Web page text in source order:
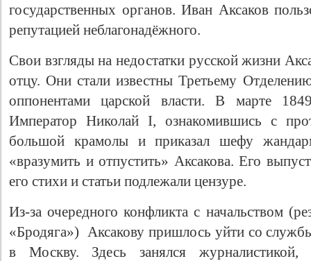
государственных органов. Иван Аксаков
репутацией неблагонадёжного.
Свои взгляды на недостатки русской жизни
отцу. Они стали известны Третьему
оппонентами царской власти. В марте
Император Николай I, ознакомившись с
большой крамолы и приказал шефу
«вразумить и отпустить» Аксакова. Его
его стихи и статьи подлежали цензуре.
Из-за очередного конфликта с начальством
«Бродяга») Аксакову пришлось уйти со
в Москву. Здесь занялся журналистикой,